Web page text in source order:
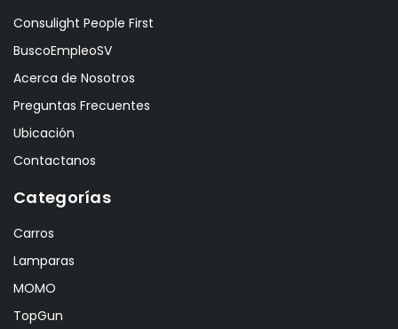
Consulight People First
BuscoEmpleoSV
Acerca de Nosotros
Preguntas Frecuentes
Ubicación
Contactanos
Categorías
Carros
Lamparas
MOMO
TopGun